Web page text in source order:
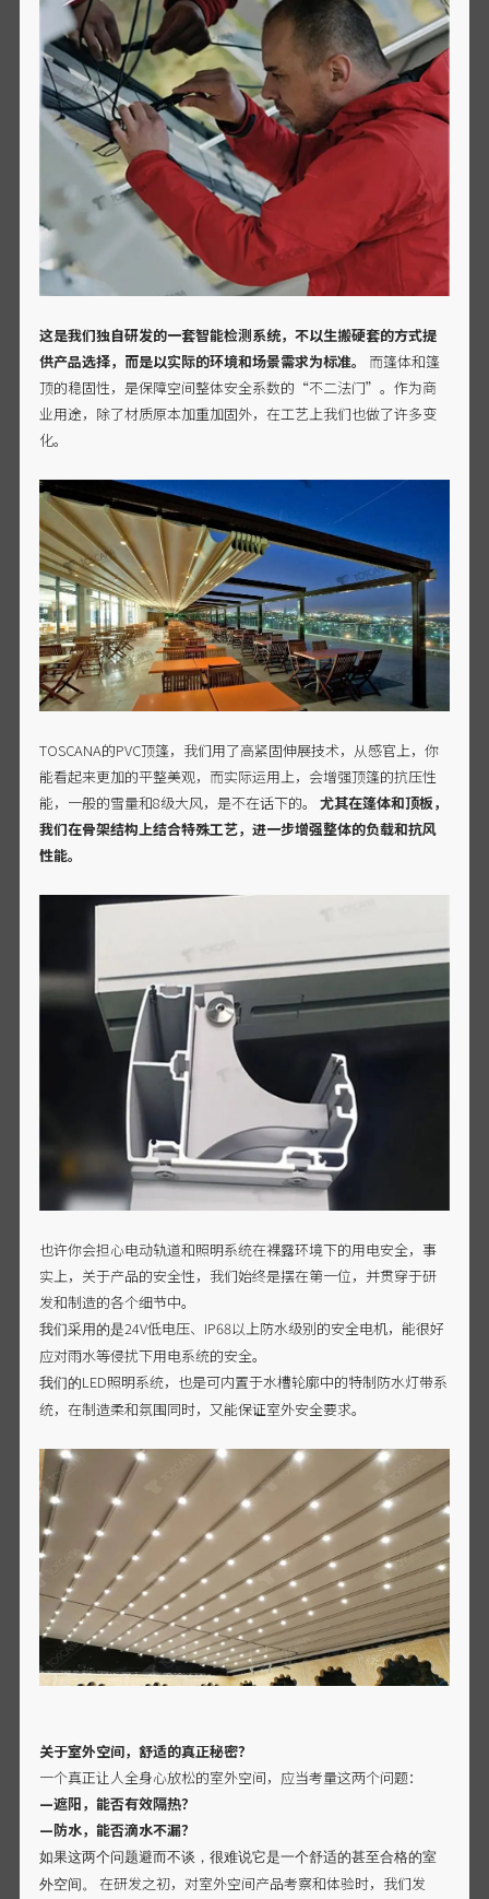
这是我们独自研发的一套智能检测系统，不以生搬硬套的方式提
供产品选择，而是以实际的环境和场景需求为标准。
而篷体和篷
顶的稳固性，是保障空间整体安全系数的“不二法门”。作为商
业用途，除了材质原本加重加固外，在工艺上我们也做了许多变
化。
TOSCANA的PVC顶篷，我们用了高紧固伸展技术，从感官上，你
能看起来更加的平整美观，而实际运用上，会增强顶篷的抗压性
能，一般的雪量和8级大风，是不在话下的。 尤其在篷体和顶板，
我们在骨架结构上结合特殊工艺，进一步增强整体的负载和抗风
性能。
也许你会担心电动轨道和照明系统在裸露环境下的用电安全，事
实上，关于产品的安全性，我们始终是摆在第一位，并贯穿于研
发和制造的各个细节中。
我们采用的是24V低电压、IP68以上防水级别的安全电机，能很好
应对雨水等侵扰下用电系统的安全。
我们的LED照明系统，也是可内置于水槽轮廓中的特制防水灯带系
统，在制造柔和氛围同时，又能保证室外安全要求。
关于室外空间，舒适的真正秘密？
一个真正让人全身心放松的室外空间，应当考量这两个问题：
—遮阳，能否有效隔热？
—防水，能否滴水不漏？
如果这两个问题避而不谈，很难说它是一个舒适的甚至合格的室
外空间。
在研发之初，对室外空间产品考察和体验时，我们发